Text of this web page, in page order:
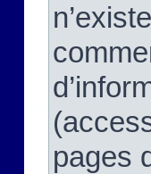
pages